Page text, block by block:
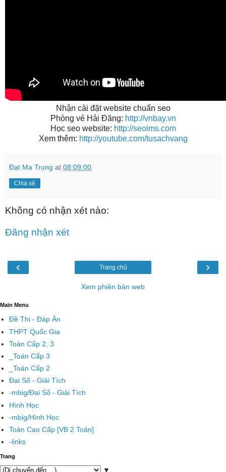
Nhận cài đặt website chuẩn seo
Phòng vé Hải Đăng: http://vnbay.vn
Học seo website: http://seoims.com
Xem thêm: http://youtube.com/tusachvang
Đạt Ma Trung at 08:09:00
Chia sẻ
Không có nhận xét nào:
Đăng nhận xét
‹ ›
Trang chủ
Xem phiên bản web
Main Menu
Đề Thi - Đáp Án
THPT Quốc Gia
Toán Cấp 2, 3
_Toán Cấp 3
_Toán Cấp 2
Đại Số - Giải Tích
-mbig/Đại Số - Giải Tích
Hình Học
-mbig/Hình Học
Toán Cao Cấp [VB 2 Toán]
-links
Trang
▼